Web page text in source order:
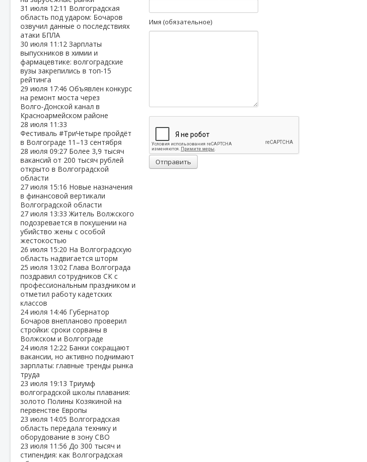
31 июля 12:11 Волгоградская
область под ударом: Бочаров
озвучил данные о последствиях
атаки БПЛА
30 июля 11:12 Зарплаты
выпускников в химии и
фармацевтике: волгоградские
вузы закрепились в топ‑15
рейтинга
29 июля 17:46 Объявлен конкурс
на ремонт моста через
Волго‑Донской канал в
Красноармейском районе
28 июля 11:33
Фестиваль #ТриЧетыре пройдёт
в Волгограде 11–13 сентября
28 июля 09:27 Более 3,9 тысяч
вакансий от 200 тысяч рублей
открыто в Волгоградской
области
27 июля 15:16 Новые назначения
в финансовой вертикали
Волгоградской области
27 июля 13:33Житель Волжского
подозревается в покушении на
убийство жены с особой
жестокостью
26 июля 15:20 На Волгоградскую
область надвигается шторм
25 июля 13:02 Глава Волгограда
поздравил сотрудников СК с
профессиональным праздником и
отметил работу кадетских
классов
24 июля 14:46 Губернатор
Бочаров внепланово проверил
стройки: сроки сорваны в
Волжском и Волгограде
24 июля 12:22 Банки сокращают
вакансии, но активно поднимают
зарплаты: главные тренды рынка
труда
23 июля 19:13 Триумф
волгоградской школы плавания:
золото Полины Козякиной на
первенстве Европы
23 июля 14:05 Волгоградская
область передала технику и
оборудование в зону СВО
23 июля 11:56 До 300 тысяч и
стипендия: как Волгоградская
Имя (обязательное)
Отправить